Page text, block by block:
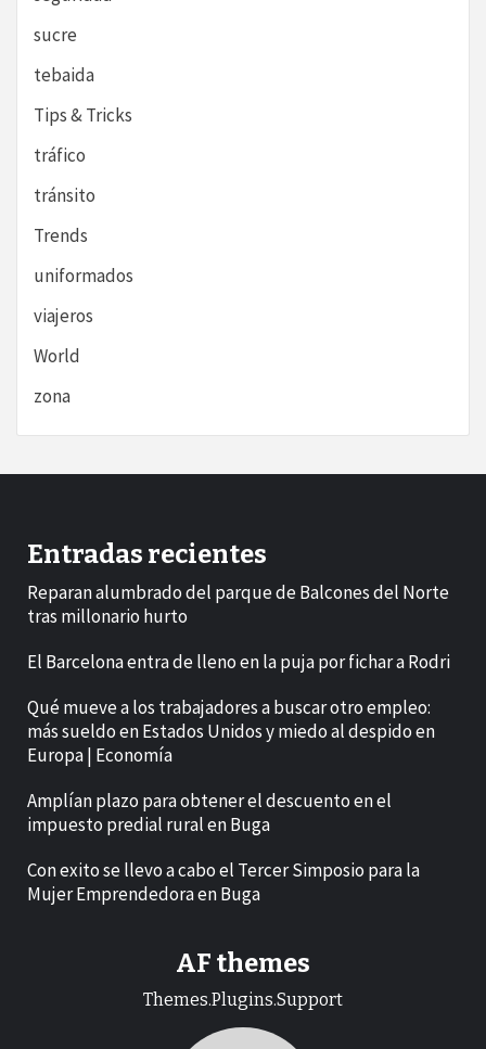
sucre
tebaida
Tips & Tricks
tráfico
tránsito
Trends
uniformados
viajeros
World
zona
Entradas recientes
Reparan alumbrado del parque de Balcones del Norte
tras millonario hurto
El Barcelona entra de lleno en la puja por fichar a Rodri
Qué mueve a los trabajadores a buscar otro empleo:
más sueldo en Estados Unidos y miedo al despido en
Europa | Economía
Amplían plazo para obtener el descuento en el
impuesto predial rural en Buga
Con exito se llevo a cabo el Tercer Simposio para la
Mujer Emprendedora en Buga
AF themes
Themes.Plugins.Support